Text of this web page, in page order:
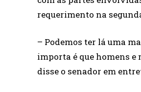
requerimento na
– Podemos ter lá uma
importa é que homens
disse o senador em